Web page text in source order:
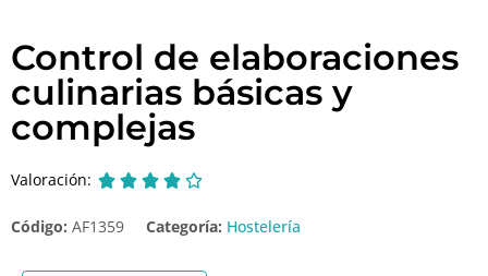
Control de elaboraciones
culinarias básicas y
complejas
Valoración:     
Código: AF1359 Categoría: Hostelería